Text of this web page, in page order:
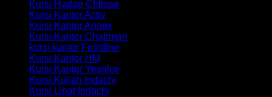
Kursi Hadap Chitose
Kursi Kantor Activ
Kursi Kantor Annex
Kursi Kantor Chairman
kursi kantor Frontline
Kursi Kantor HM
Kursi Kantor Yesnice
Kursi Kuliah Indachi
Kursi Lipat Indachi